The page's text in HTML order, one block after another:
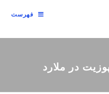
فهرست
در ملارد